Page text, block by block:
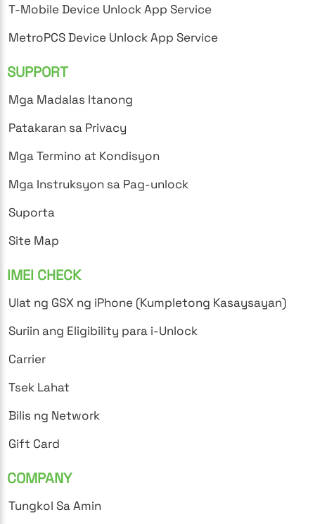
T-Mobile Device Unlock App Service
MetroPCS Device Unlock App Service
SUPPORT
Mga Madalas Itanong
Patakaran sa Privacy
Mga Termino at Kondisyon
Mga Instruksyon sa Pag-unlock
Suporta
Site Map
IMEI CHECK
Ulat ng GSX ng iPhone (Kumpletong Kasaysayan)
Suriin ang Eligibility para i-Unlock
Carrier
Tsek Lahat
Bilis ng Network
Gift Card
COMPANY
Tungkol Sa Amin